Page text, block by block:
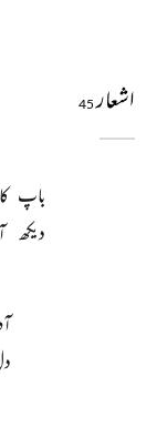
اشعار45
باپ کا
دیکھ